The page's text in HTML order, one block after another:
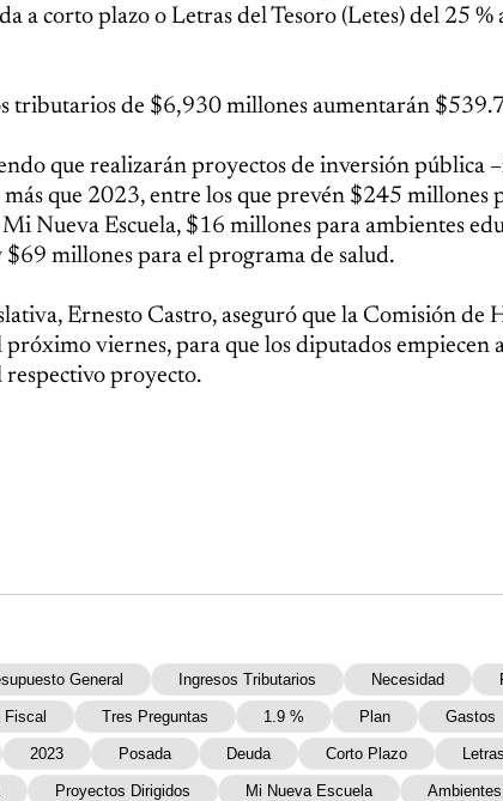
a corto plazo o Letras del Tesoro (Letes) del 25 %
tributarios de $6,930 millones aumentarán
que realizarán proyectos de inversión pública
que 2023, entre los que prevén $245 millones
Nueva Escuela, $16 millones para ambientes
$69 millones para el programa de salud.
Ernesto Castro, aseguró que la Comisión de
viernes, para que los diputados empiecen
proyecto.
General Ingresos Tributarios Necesidad
Fiscal Tres Preguntas 1.9 % Plan Gastos
2023 Posada Deuda Corto Plazo
Proyectos Dirigidos Mi Nueva Escuela